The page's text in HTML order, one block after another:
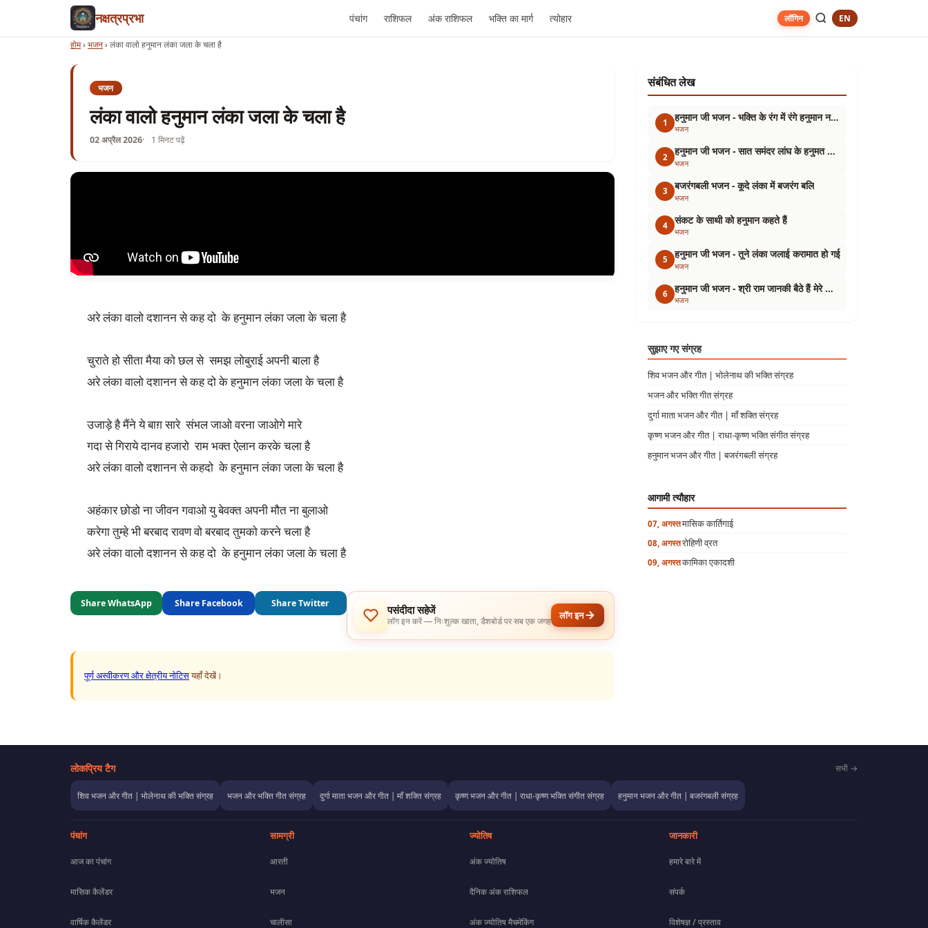
नक्षत्रप्रभा पंचांग राशिफल अंक राशिफल भक्ति का मार्ग त्योहार लॉगिन EN
होम›भजन›लंका वालो हनुमान लंका जला के चला है
भजन
लंका वालो हनुमान लंका जला के चला है
02 अप्रैल 2026 1 मिनट पढ़ें
अरे लंका वालो दशानन से कह दो के हनुमान लंका जला के चला है
चुराते हो सीता मैया को छल से समझ लोबुराई अपनी बाला है
अरे लंका वालो दशानन से कह दो के हनुमान लंका जला के चला है
उजाड़े है मैंने ये बाग़ सारे संभल जाओ वरना जाओगे मारे
गदा से गिराये दानव हजारो राम भक्त ऐलान करके चला है
अरे लंका वालो दशानन से कहदो के हनुमान लंका जला के चला है
अहंकार छोडो ना जीवन गवाओ यु बेवक्त अपनी मौत ना बुलाओ
करेगा तुम्हे भी बरबाद रावण वो बरबाद तुमको करने चला है
अरे लंका वालो दशानन से कह दो के हनुमान लंका जला के चला है
Share WhatsApp Share Facebook Share Twitter
पसंदीदा सहेजें
लॉग इन करें — निःशुल्क खाता, डैशबोर्ड पर सब एक जगह लॉग इन
पूर्ण अस्वीकरण और क्षेत्रीय नोटिसयहाँ देखें।
संबंधित लेख
1 हनुमान जी भजन - भक्ति के रंग में रंगे हनुमान नज़र आये
भजन
2 हनुमान जी भजन - सात समंदर लांघ के हनुमत लंकानगरी आ गए
भजन
3 बजरंगबली भजन - कूदे लंका में बजरंग बलि
भजन
4 संकट के साथी को हनुमान कहते हैं
भजन
5 हनुमान जी भजन - तूने लंका जलाई करामात हो गई
भजन
6 हनुमान जी भजन - श्री राम जानकी बैठे हैं मेरे सीने में
भजन
सुझाए गए संग्रह
शिव भजन और गीत | भोलेनाथ की भक्ति संग्रह
भजन और भक्ति गीत संग्रह
दुर्गा माता भजन और गीत | माँ शक्ति संग्रह
कृष्ण भजन और गीत | राधा-कृष्ण भक्ति संगीत संग्रह
हनुमान भजन और गीत | बजरंगबली संग्रह
आगामी त्यौहार
07, अगस्तमासिक कार्तिगाई
08, अगस्तरोहिणी व्रत
09, अगस्तकामिका एकादशी
लोकप्रिय टैग सभी →
शिव भजन और गीत | भोलेनाथ की भक्ति संग्रह भजन और भक्ति गीत संग्रह दुर्गा माता भजन और गीत | माँ शक्ति संग्रह कृष्ण भजन और गीत | राधा-कृष्ण भक्ति संगीत संग्रह हनुमान भजन और गीत | बजरंगबली संग्रह
पंचांग
आज का पंचांग
मासिक कैलेंडर
वार्षिक कैलेंडर
सामग्री
आरती
भजन
चालीसा
ज्योतिष
अंक ज्योतिष
दैनिक अंक राशिफल
अंक ज्योतिष मैचमेकिंग
जानकारी
हमारे बारे में
संपर्क
विशेषज्ञ / प्रस्ताव